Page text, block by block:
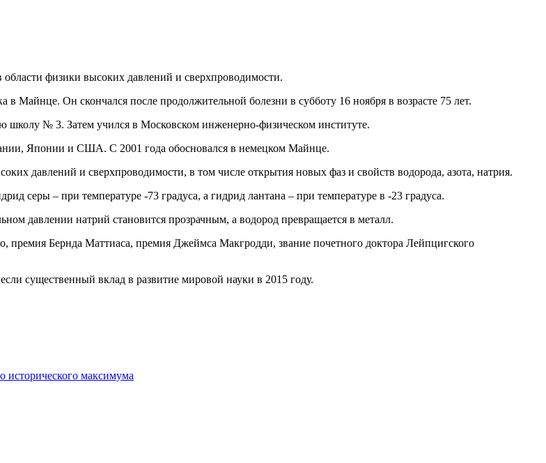
физики высоких давлений и сверхпроводимости.
Майнце. Он скончался после продолжительной болезни в субботу 16 ноября в возрасте 75 лет.
№ 3. Затем учился в Московском инженерно-физическом институте.
Японии и США. С 2001 года обосновался в немецком Майнце.
давлений и сверхпроводимости, в том числе открытия новых фаз и свойств водорода, азота, натрия.
серы – при температуре -73 градуса, а гидрид лантана – при температуре в -23 градуса.
давлении натрий становится прозрачным, а водород превращается в металл.
Бернда Маттиаса, премия Джеймса Макгродди, звание почетного доктора Лейпцигского
существенный вклад в развитие мировой науки в 2015 году.
исторического максимума